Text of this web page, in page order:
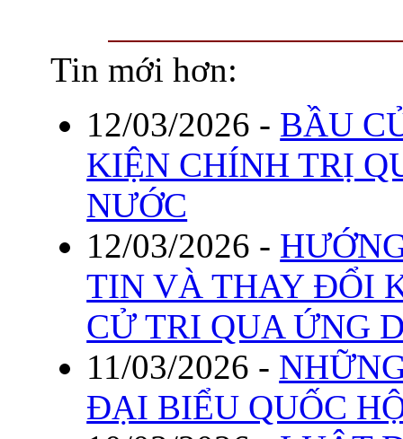
Tin mới hơn:
12/03/2026 - BẦU
KIỆN CHÍNH TRỊ
NƯỚC
12/03/2026 -
TIN VÀ THAY ĐỔI
CỬ TRI QUA ỨNG
11/03/2026 -
ĐẠI BIỂU QUỐC